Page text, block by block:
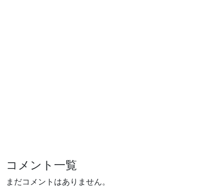
コメント一覧
まだコメントはありません。